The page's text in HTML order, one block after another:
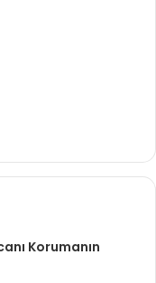
Korumanın